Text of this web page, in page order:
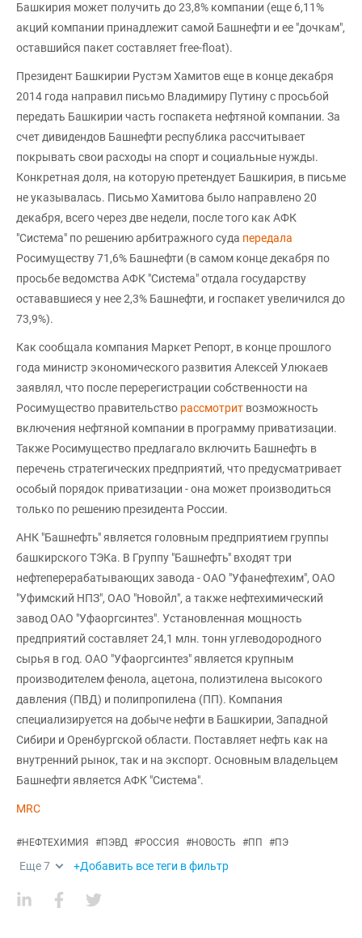
Башкирия может получить до 23,8% компании (еще 6,11%
акций компании принадлежит самой Башнефти и ее "дочкам",
оставшийся пакет составляет free-float).
Президент Башкирии Рустэм Хамитов еще в конце декабря
2014 года направил письмо Владимиру Путину с просьбой
передать Башкирии часть госпакета нефтяной компании. За
счет дивидендов Башнефти республика рассчитывает
покрывать свои расходы на спорт и социальные нужды.
Конкретная доля, на которую претендует Башкирия, в письме
не указывалась. Письмо Хамитова было направлено 20
декабря, всего через две недели, после того как АФК
"Система" по решению арбитражного суда передала
Росимуществу 71,6% Башнефти (в самом конце декабря по
просьбе ведомства АФК "Система" отдала государству
остававшиеся у нее 2,3% Башнефти, и госпакет увеличился до
73,9%).
Как сообщала компания Маркет Репорт, в конце прошлого
года министр экономического развития Алексей Улюкаев
заявлял, что после перерегистрации собственности на
Росимущество правительство рассмотрит возможность
включения нефтяной компании в программу приватизации.
Также Росимущество предлагало включить Башнефть в
перечень стратегических предприятий, что предусматривает
особый порядок приватизации - она может производиться
только по решению президента России.
АНК "Башнефть" является головным предприятием группы
башкирского ТЭКа. В Группу "Башнефть" входят три
нефтеперерабатывающих завода - ОАО "Уфанефтехим", ОАО
"Уфимский НПЗ", ОАО "Новойл", а также нефтехимический
завод ОАО "Уфаоргсинтез". Установленная мощность
предприятий составляет 24,1 млн. тонн углеводородного
сырья в год. ОАО "Уфаоргсинтез" является крупным
производителем фенола, ацетона, полиэтилена высокого
давления (ПВД) и полипропилена (ПП). Компания
специализируется на добыче нефти в Башкирии, Западной
Сибири и Оренбургской области. Поставляет нефть как на
внутренний рынок, так и на экспорт. Основным владельцем
Башнефти является АФК "Система".
MRC
#НЕФТЕХИМИЯ #ПЭВД #РОССИЯ #НОВОСТЬ #ПП #ПЭ
Еще7 +Добавить все теги в фильтр